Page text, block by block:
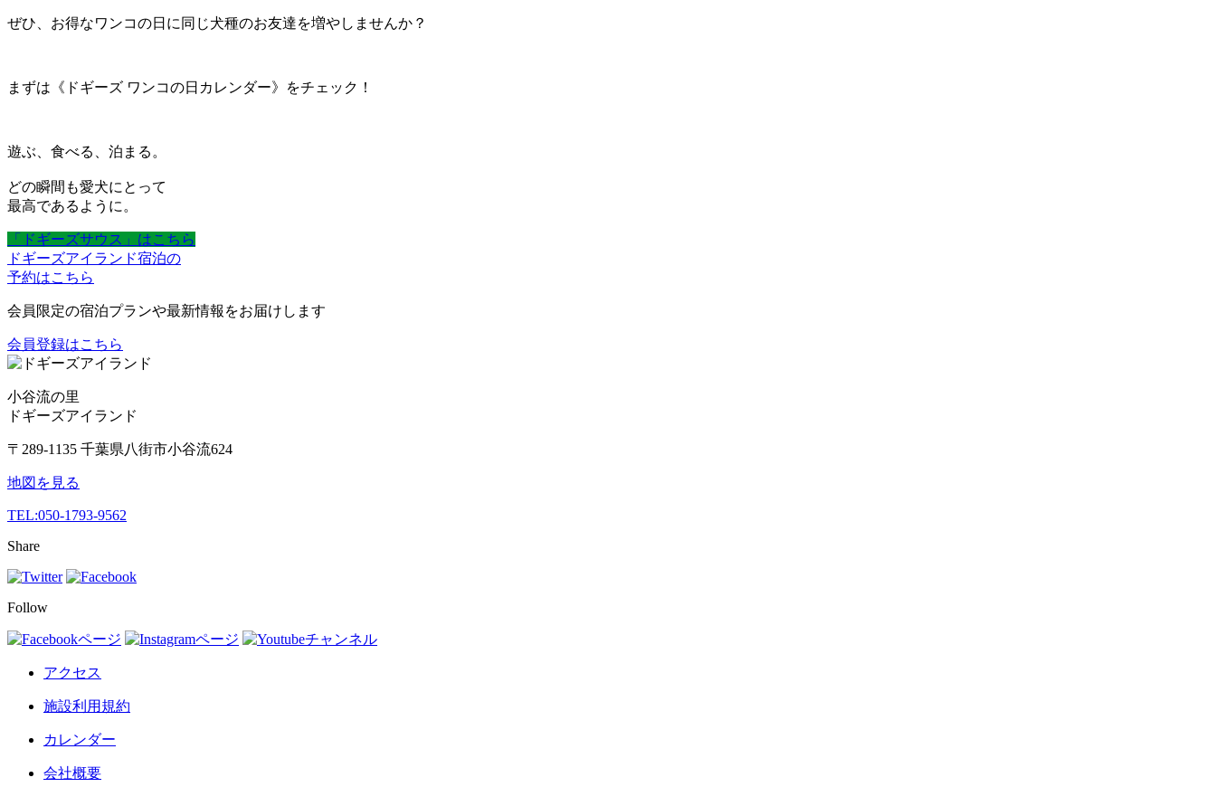
ぜひ、お得なワンコの日に同じ犬種のお友達を増やしませんか？
まずは《ドギーズ ワンコの日カレンダー》をチェック！
遊ぶ、食べる、泊まる。
どの瞬間も愛犬にとって
最高であるように。
「ドギーズサウス」はこちら
ドギーズアイランド宿泊の
予約はこちら
会員限定の宿泊プランや最新情報をお届けします
会員登録はこちら
小谷流の里
ドギーズアイランド
〒289-1135 千葉県八街市小谷流624
地図を見る
TEL:050-1793-9562
Share
Follow
アクセス
施設利用規約
カレンダー
会社概要